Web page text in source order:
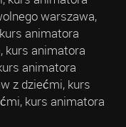
warszawa,
animatora
kurs animatora
animatora
z dziećmi, kurs
kurs animatora